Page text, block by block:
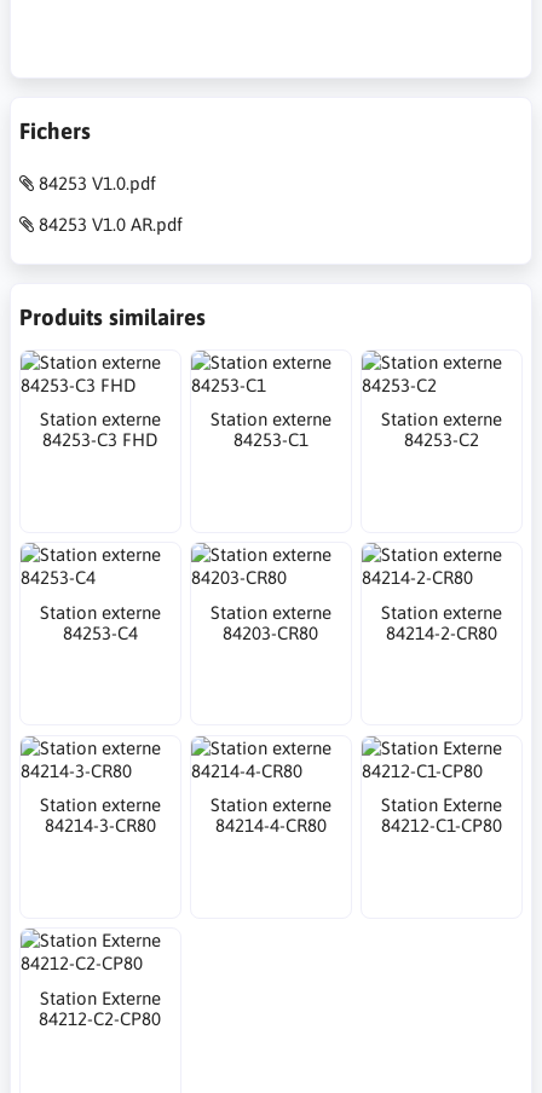
Fichers
84253 V1.0.pdf
84253 V1.0 AR.pdf
Produits similaires
Station externe
84253-C3 FHD
Station externe
84253-C1
Station externe
84253-C2
Station externe
84253-C4
Station externe
84203-CR80
Station externe
84214-2-CR80
Station externe
84214-3-CR80
Station externe
84214-4-CR80
Station Externe
84212-C1-CP80
Station Externe
84212-C2-CP80